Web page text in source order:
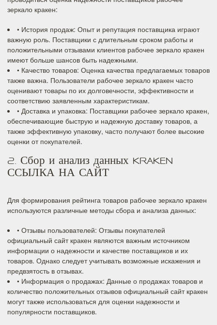
зеркало кракен:
• История продаж: Опыт и репутация поставщика играют
важную роль. Поставщики с длительным сроком работы и
положительными отзывами клиентов рабочее зеркало кракен
имеют больше шансов быть надежными.
• Качество товаров: Оценка качества предлагаемых товаров
также важна. Пользователи рабочее зеркало кракен часто
оценивают товары по их долговечности, эффективности и
соответствию заявленным характеристикам.
• Доставка и упаковка: Поставщики рабочее зеркало кракен,
обеспечивающие быструю и надежную доставку товаров, а
также эффективную упаковку, часто получают более высокие
оценки от покупателей.
2. Сбор и анализ данных KRAKEN
ССЫЛКА НА САЙТ
Для формирования рейтинга товаров рабочее зеркало кракен
используются различные методы сбора и анализа данных:
• Отзывы пользователей: Отзывы покупателей
официальный сайт кракен являются важным источником
информации о надежности и качестве поставщиков и их
товаров. Однако следует учитывать возможные искажения и
предвзятость в отзывах.
• Информация о продажах: Данные о продажах товаров и
количество положительных отзывов официальный сайт кракен
могут также использоваться для оценки надежности и
популярности поставщиков.